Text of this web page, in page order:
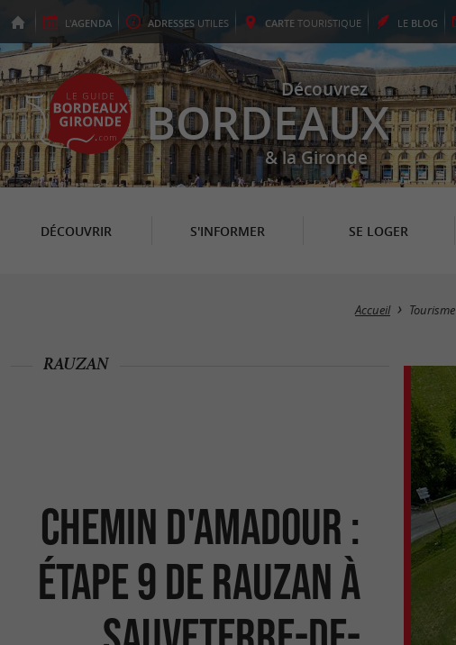
L'AGENDA ADRESSES UTILES CARTE TOURISTIQUE LE BLOG
Découvrez
BORDEAUX
& la Gironde
DÉCOUVRIR S'INFORMER SE LOGER
Accueil Tourisme
Chemin d'Amadour :
étape 9 de Rauzan à
RAUZAN